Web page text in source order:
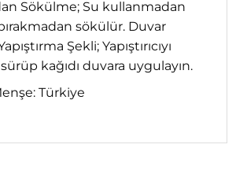
Sökülme; Su kullanmadan
sökülür. Duvar
Şekli; Yapıştırıcıyı
kağıdı duvara uygulayın.
Türkiye